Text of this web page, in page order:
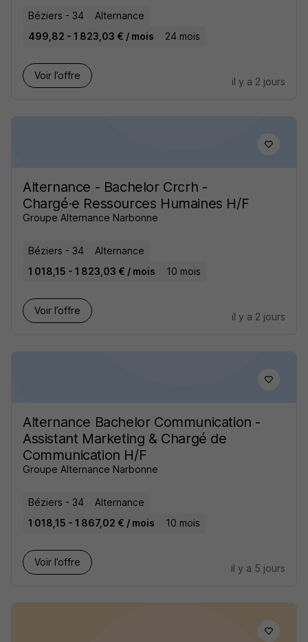
Béziers - 34
Alternance
499,82 - 1 823,03 € / mois
24 mois
Voir l’offre
il y a 2 jours
Alternance - Bachelor Crcrh -
Chargé·e Ressources Humaines H/F
Groupe Alternance Narbonne
Béziers - 34
Alternance
1 018,15 - 1 823,03 € / mois
10 mois
Voir l’offre
il y a 2 jours
Alternance Bachelor Communication -
Assistant Marketing & Chargé de
Communication H/F
Groupe Alternance Narbonne
Béziers - 34
Alternance
1 018,15 - 1 867,02 € / mois
10 mois
Voir l’offre
il y a 5 jours